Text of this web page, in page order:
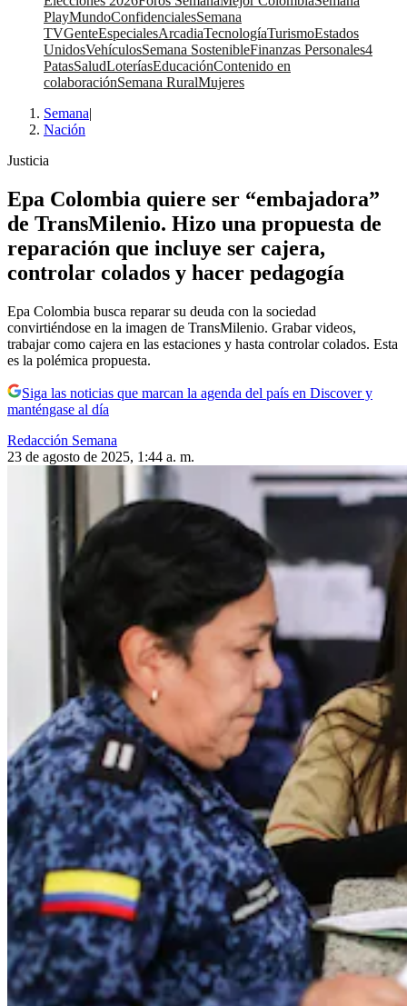
PlayMundoConfidencialesSemana
TVGenteEspecialesArcadiaTecnologíaTurismoEstados
UnidosVehículosSemana SostenibleFinanzas Personales4
PatasSaludLoteríasEducaciónContenido en
colaboraciónSemana RuralMujeres
Semana|
Nación
Justicia
Epa Colombia quiere ser “embajadora”
de TransMilenio. Hizo una propuesta de
reparación que incluye ser cajera,
controlar colados y hacer pedagogía
Epa Colombia busca reparar su deuda con la sociedad
convirtiéndose en la imagen de TransMilenio. Grabar videos,
trabajar como cajera en las estaciones y hasta controlar colados. Esta
es la polémica propuesta.
Siga las noticias que marcan la agenda del país en Discover y
manténgase al día
Redacción Semana
23 de agosto de 2025, 1:44 a. m.